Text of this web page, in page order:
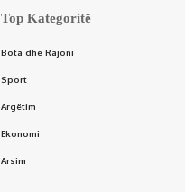
Top Kategoritë
Bota dhe Rajoni
Sport
Argëtim
Ekonomi
Arsim